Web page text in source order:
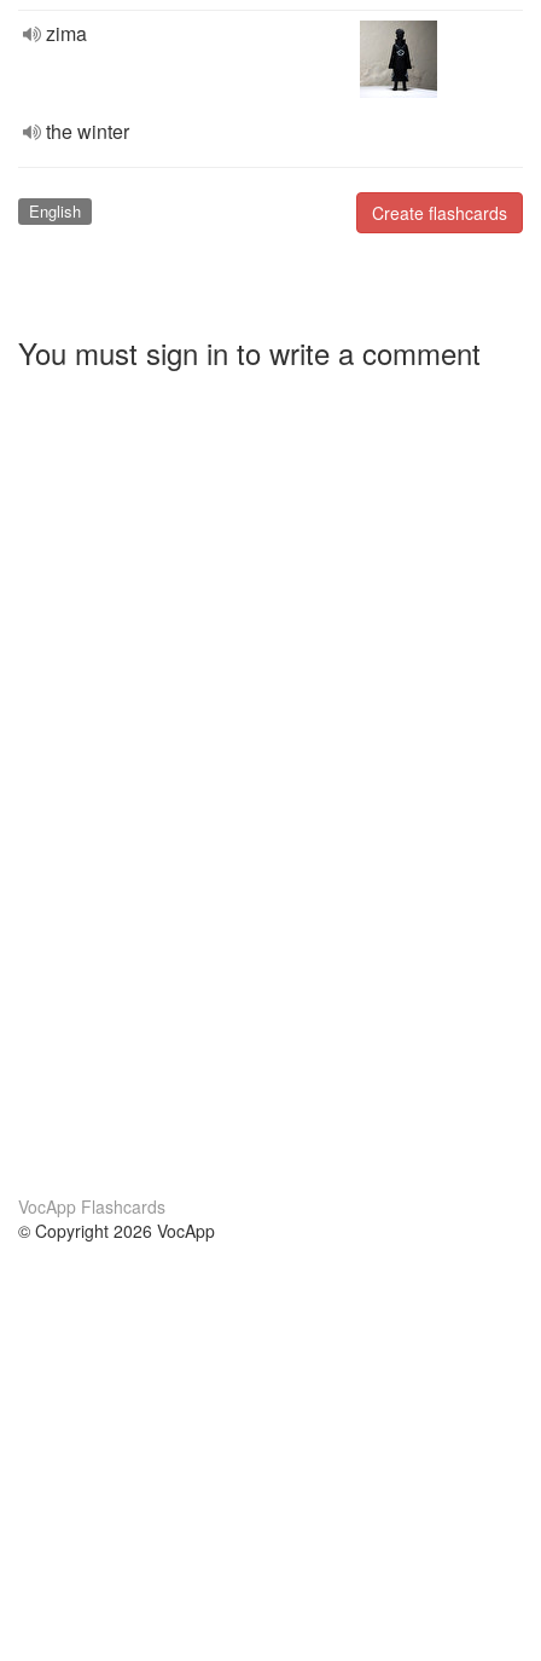
zima
the winter
Create flashcards
English
You must sign in to write a comment
VocApp Flashcards
© Copyright 2026 VocApp